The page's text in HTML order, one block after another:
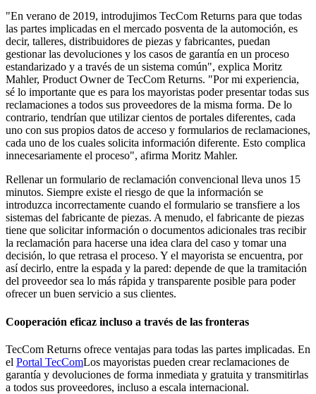
"En verano de 2019, introdujimos TecCom Returns para que todas
las partes implicadas en el mercado posventa de la automoción, es
decir, talleres, distribuidores de piezas y fabricantes, puedan
gestionar las devoluciones y los casos de garantía en un proceso
estandarizado y a través de un sistema común", explica Moritz
Mahler, Product Owner de TecCom Returns. "Por mi experiencia,
sé lo importante que es para los mayoristas poder presentar todas sus
reclamaciones a todos sus proveedores de la misma forma. De lo
contrario, tendrían que utilizar cientos de portales diferentes, cada
uno con sus propios datos de acceso y formularios de reclamaciones,
cada uno de los cuales solicita información diferente. Esto complica
innecesariamente el proceso", afirma Moritz Mahler.
Rellenar un formulario de reclamación convencional lleva unos 15
minutos. Siempre existe el riesgo de que la información se
introduzca incorrectamente cuando el formulario se transfiere a los
sistemas del fabricante de piezas. A menudo, el fabricante de piezas
tiene que solicitar información o documentos adicionales tras recibir
la reclamación para hacerse una idea clara del caso y tomar una
decisión, lo que retrasa el proceso. Y el mayorista se encuentra, por
así decirlo, entre la espada y la pared: depende de que la tramitación
del proveedor sea lo más rápida y transparente posible para poder
ofrecer un buen servicio a sus clientes.
Cooperación eficaz incluso a través de las fronteras
TecCom Returns ofrece ventajas para todas las partes implicadas. En
el Portal TecComLos mayoristas pueden crear reclamaciones de
garantía y devoluciones de forma inmediata y gratuita y transmitirlas
a todos sus proveedores, incluso a escala internacional.